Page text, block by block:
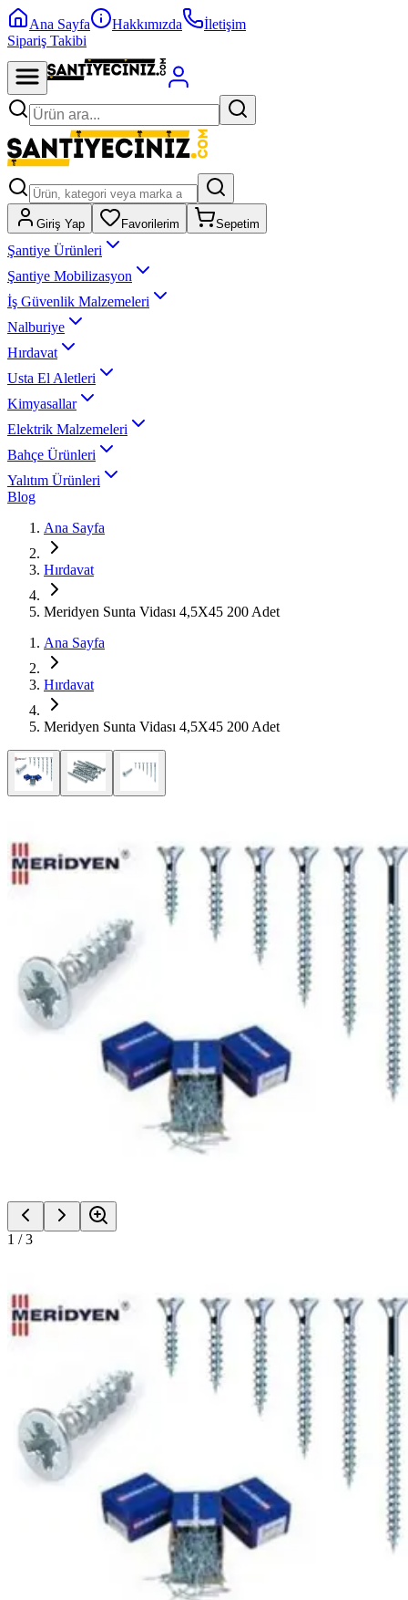
Ana Sayfa Hakkımızda
İletişim
Sipariş Takibi
Giriş Yap Favorilerim Sepetim
Şantiye Ürünleri
Şantiye Mobilizasyon
İş Güvenlik Malzemeleri
Nalburiye
Hırdavat
Usta El Aletleri
Kimyasallar
Elektrik Malzemeleri
Bahçe Ürünleri
Yalıtım Ürünleri
Blog
Ana Sayfa
Hırdavat
Meridyen Sunta Vidası 4,5X45 200 Adet
Ana Sayfa
Hırdavat
Meridyen Sunta Vidası 4,5X45 200 Adet
1 /3